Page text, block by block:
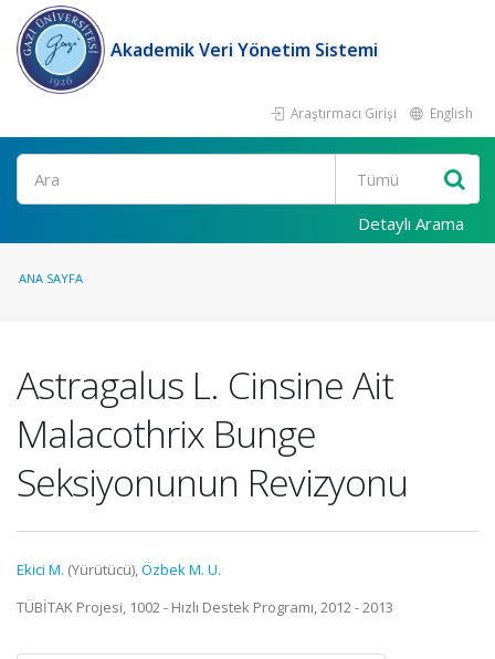
Akademik Veri Yönetim Sistemi
Araştırmacı Girişi English
Ara
Detaylı Arama
ANA SAYFA
Astragalus L. Cinsine Ait
Malacothrix Bunge
Seksiyonunun Revizyonu
Ekici M. (Yürütücü),Özbek M. U.
TÜBİTAK Projesi, 1002 - Hızlı Destek Programı, 2012 - 2013